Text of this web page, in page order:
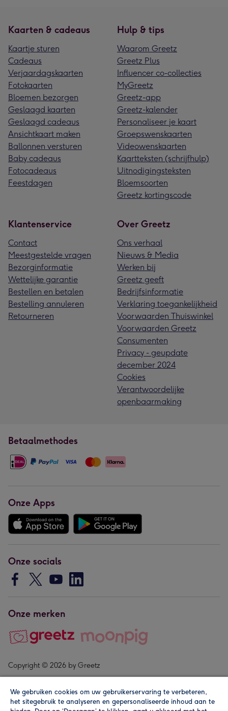
Kaarten & cadeaus
Kaartje sturen
Cadeaus
Verjaardagskaarten
Fotokaarten
Bloemen bezorgen
Geslaagd kaarten
Geslaagd cadeaus
Ansichtkaart maken
Ballonnen versturen
Baby cadeaus
Fotocadeaus
Feestdagen
Hulp & tips
Waarom Greetz
Greetz Plus
Influencer co-collecties
MyGreetz
Greetz-app
Greetz-kalender
Personaliseer je kaart
Groepswenskaarten
Videowenskaarten
Kaartteksten (schrijfhulp)
Uitnodigingsteksten
Bloemsoorten
Greetz kortingscode
Klantenservice
Contact
Meestgestelde vragen
Bezorginformatie
Wettelijke garantie
Bestellen en betalen
Bestelling annuleren
Retourneren
Over Greetz
Ons verhaal
Nieuws & Media
Werken bij
Greetz geeft
Bedrijfsinformatie
Verklaring toegankelijkheid
Voorwaarden Thuiswinkel
Voorwaarden Greetz
Consumenten
Privacy - geupdate
december 2024
Cookies
Verantwoordelijke
openbaarmaking
Betaalmethodes
Onze Apps
Onze socials
Onze merken
Copyright © 2026 by Greetz
We gebruiken cookies om uw gebruikerservaring te verbeteren,
het sitegebruik te analyseren en gepersonaliseerde inhoud aan te